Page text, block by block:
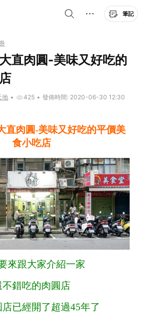
筆記
直肉圓-美味又好吃的
地 • 425 • 發佈時間: 2020-06-30 12:30
直肉圓-美味又好吃的平價美
食小吃店
來跟大家介紹一家
不錯吃的肉圓店
已經開了超過45年了